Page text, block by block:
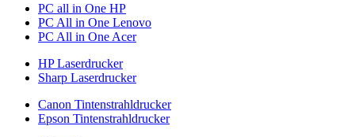
PC all in One HP
PC All in One Lenovo
PC All in One Acer
HP Laserdrucker
Sharp Laserdrucker
Canon Tintenstrahldrucker
Epson Tintenstrahldrucker